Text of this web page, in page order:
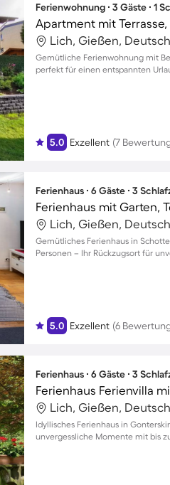
Ferienwohnung ∙ 3 Gäste ∙ 1
Lich, Gießen,
Gemütliche Ferienwohnung mit
perfekt für einen entspannten
5.0 Exzellent (7
Ferienhaus ∙ 6 Gäste ∙ 3
Lich, Gießen,
Gemütliches Ferienhaus in
Personen – Ihr Rückzugsort für
5.0 Exzellent (6
Ferienhaus ∙ 6 Gäste ∙ 3
Ferienhaus Ferienvilla
Lich, Gießen,
Idyllisches Ferienhaus in
unvergessliche Momente mit bis